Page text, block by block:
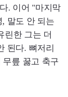
. 이어 "마지막
말도 안 되는
린한 그는 더
된다. 뼈저리
무릎 꿇고 축구